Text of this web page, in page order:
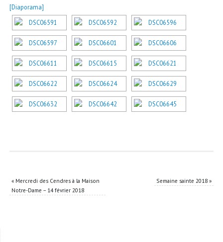
[Diaporama]
«Mercredi des Cendres à la Maison
Notre-Dame – 14 février 2018
Semaine sainte 2018»